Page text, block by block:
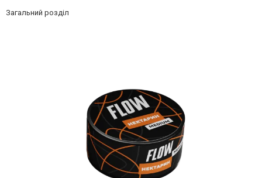
Загальний розділ